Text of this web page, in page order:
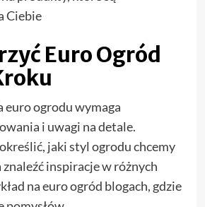
Ciebie
Euro Ogród
euro ogrodu wymaga
i uwagi na detale.
jaki styl ogrodu chcemy
inspiracje w różnych
na euro ogród blogach, gdzie